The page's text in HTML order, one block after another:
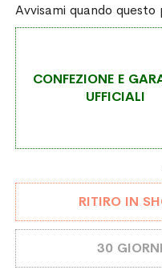
Avvisami quando
CONFEZIONE E
UFFICIALI
RITIRO IN
30